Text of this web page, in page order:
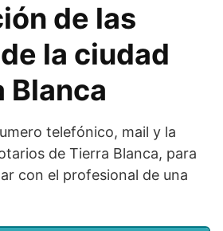
de las
la ciudad
Blanca
telefónico, mail y la
de Tierra Blanca, para
con el profesional de una